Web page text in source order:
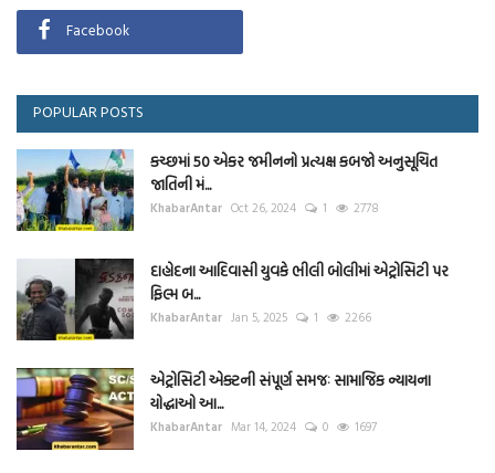
Facebook
POPULAR POSTS
કચ્છમાં 50 એકર જમીનનો પ્રત્યક્ષ કબજો અનુસૂચિત
જાતિની મં...
KhabarAntar Oct 26, 2024 1 2778
દાહોદના આદિવાસી યુવકે ભીલી બોલીમાં એટ્રોસિટી પર
ફિલ્મ બ...
KhabarAntar Jan 5, 2025 1 2266
એટ્રોસિટી એક્ટની સંપૂર્ણ સમજઃ સામાજિક ન્યાયના
યોદ્ધાઓ આ...
KhabarAntar Mar 14, 2024 0 1697